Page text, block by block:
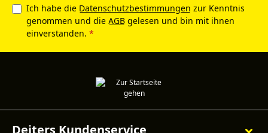
Ich habe die Datenschutzbestimmungen zur Kenntnis
genommen und die AGB gelesen und bin mit ihnen
einverstanden. *
Deiters Kundenservice